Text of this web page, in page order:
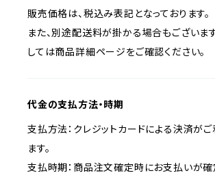
販売価格は、税込み表記となっております。
また、別途配送料が掛かる場合もございま
しては商品詳細ページをご確認ください。
代金の支払方法・時期
支払方法：クレジットカードによる決済が
ます。
支払時期：商品注文確定時にお支払いが確